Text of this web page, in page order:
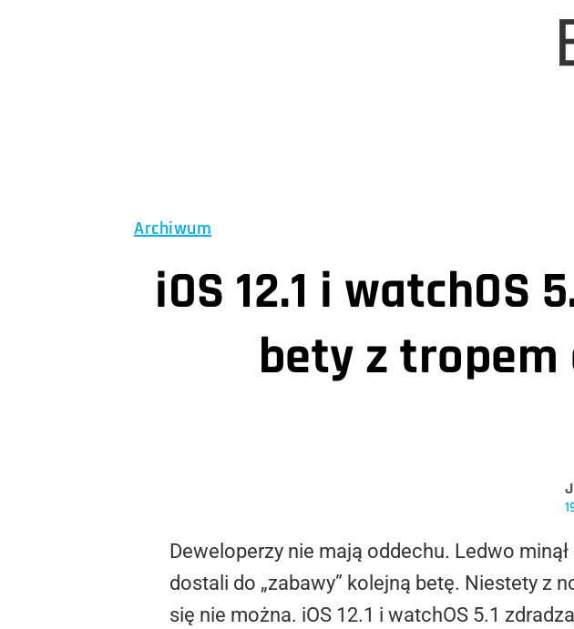
Archiwum
iOS 12.1 i watchOS
bety z tropem
Deweloperzy nie mają oddechu. Ledwo
dostali do „zabawy” kolejną betę. Niestety z
się nie można. iOS 12.1 i watchOS 5.1